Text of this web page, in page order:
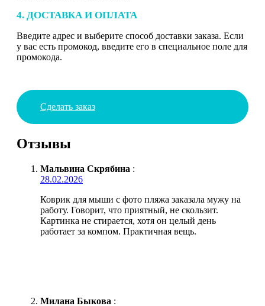
4. ДОСТАВКА И ОПЛАТА
Введите адрес и выберите способ доставки заказа. Если
у вас есть промокод, введите его в специальное поле для
промокода.
Сделать заказ
Отзывы
Мальвина Скрябина :
28.02.2026
Коврик для мыши с фото пляжа заказала мужу на
работу. Говорит, что приятный, не скользит.
Картинка не стирается, хотя он целый день
работает за компом. Практичная вещь.
Милана Быкова :